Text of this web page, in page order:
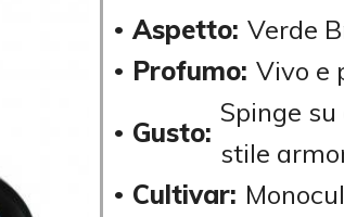
• Aspetto: Verde
• Profumo: Vivo e
• Gusto:
Spinge
stile
• Cultivar: